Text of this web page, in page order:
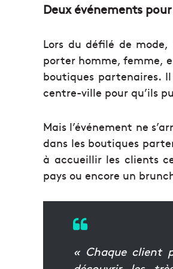
Deux événements
Lors du défilé de
porter homme, femme,
boutiques partenaires.
centre-ville pour qu’ils
Mais l’événement ne
dans les boutiques
à accueillir les clients
pays ou encore un
« Chaque client